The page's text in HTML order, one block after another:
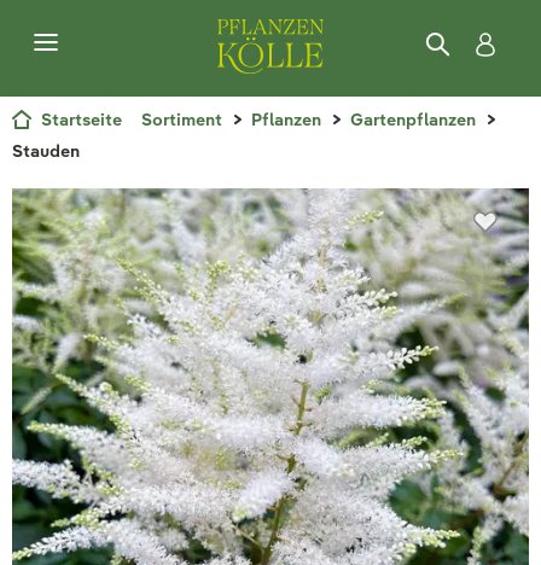
Startseite Sortiment Pflanzen
Gartenpflanzen
Stauden